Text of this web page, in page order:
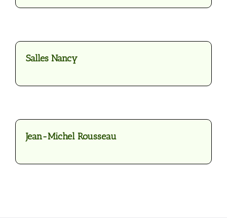
Salles Nancy
Jean-Michel Rousseau